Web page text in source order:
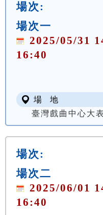
場次:
場次一
2025/05/31
16:40
場 地
臺灣戲曲中心大
場次:
場次二
2025/06/01
16:40